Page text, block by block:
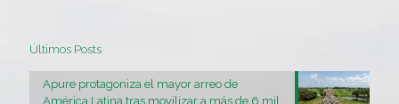
Últimos Posts
Apure protagoniza el mayor arreo de
América Latina tras movilizar a más de 6 mil